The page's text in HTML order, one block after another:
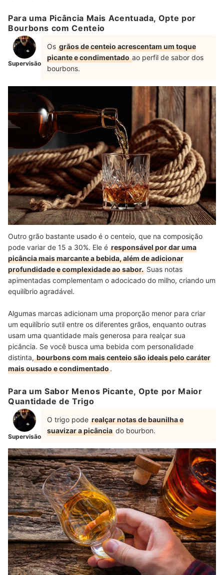
Para uma Picância Mais Acentuada, Opte por
Bourbons com Centeio
Supervisão
Os grãos de centeio acrescentam um toque
picante e condimentadoao perfil de sabor dos
bourbons.
Outro grão bastante usado é o centeio, que na composição
pode variar de 15 a 30%. Ele é responsável por dar uma
picância mais marcante a bebida, além de adicionar
profundidade e complexidade ao sabor. Suas notas
apimentadas complementam o adocicado do milho, criando um
equilíbrio agradável.
Algumas marcas adicionam uma proporção menor para criar
um equilíbrio sutil entre os diferentes grãos, enquanto outras
usam uma quantidade mais generosa para realçar sua
picância. Se você busca uma bebida com personalidade
distinta,bourbons com mais centeio são ideais pelo caráter
mais ousado e condimentado.
Para um Sabor Menos Picante, Opte por Maior
Quantidade de Trigo
Supervisão
O trigo pode realçar notas de baunilha e
suavizar a picância do bourbon.